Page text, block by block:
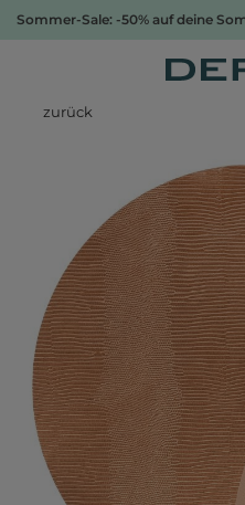
Sommer-Sale: -50% auf deine
zurück